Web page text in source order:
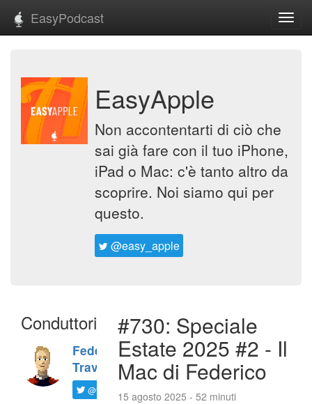
EasyPodcast
EasyApple
Non accontentarti di ciò che
sai già fare con il tuo iPhone,
iPad o Mac: c'è tanto altro da
scoprire. Noi siamo qui per
questo.
@easy_apple
Conduttori
Federico
Travaini
@ftrava
#730: Speciale
Estate 2025 #2 - Il
Mac di Federico
15 agosto 2025 - 52 minuti